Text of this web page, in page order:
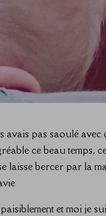
pas saoulé avec
ce beau
laisse bercer par la
et moi je